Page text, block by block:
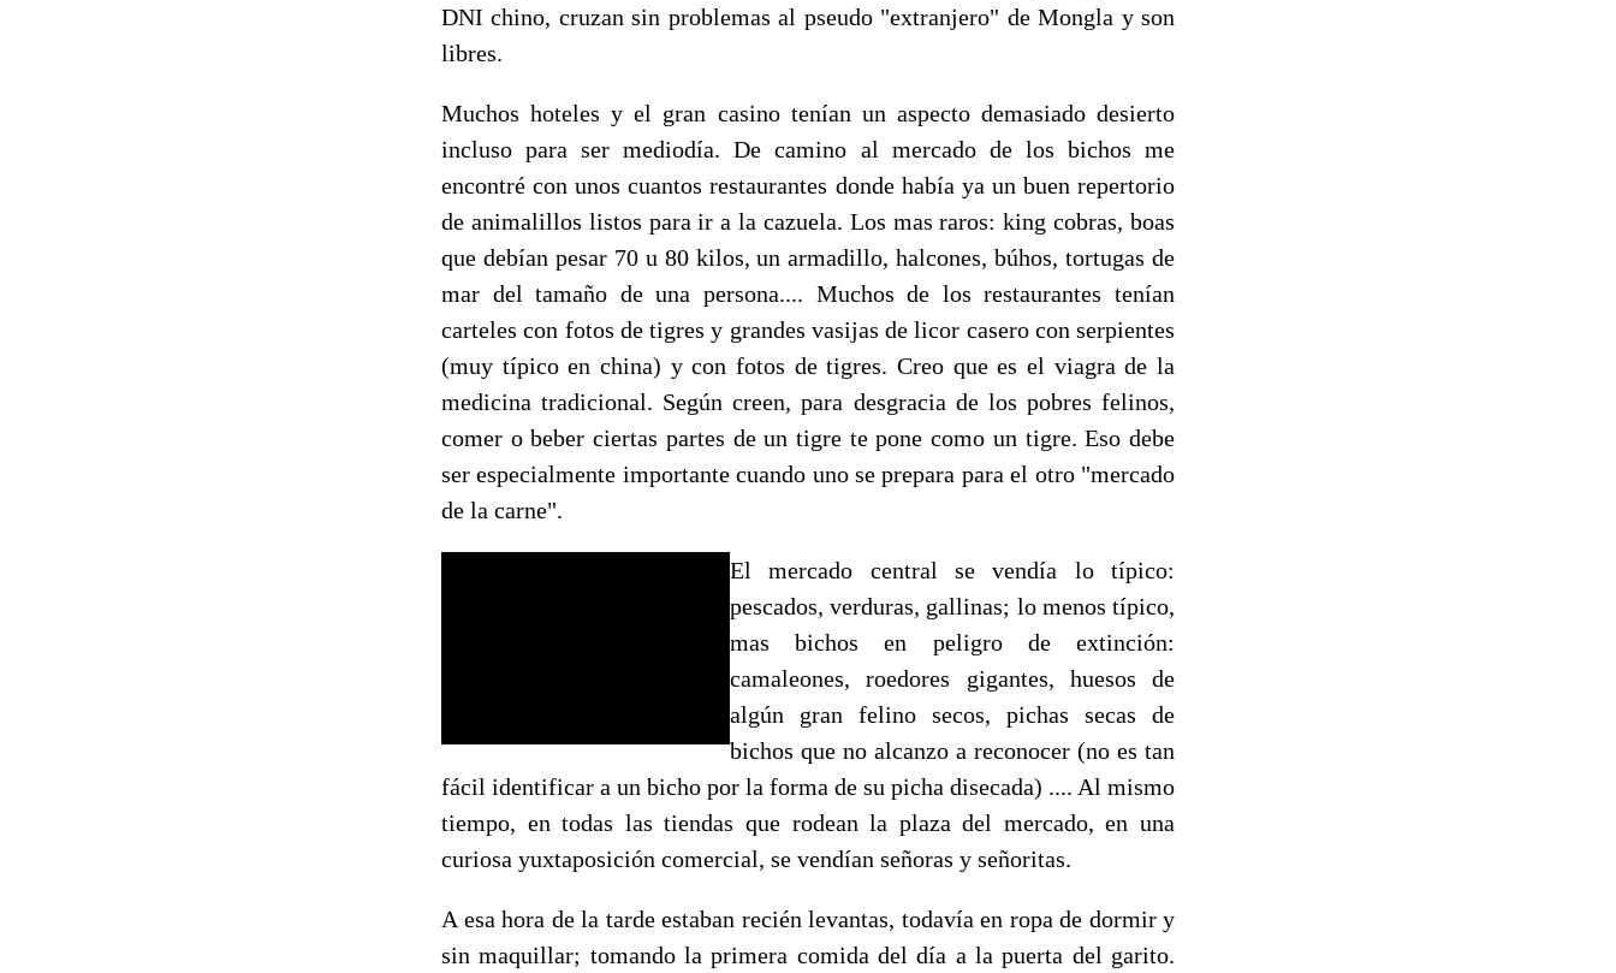
DNI chino, cruzan sin problemas al pseudo "extranjero" de Mongla y son
libres.
Muchos hoteles y el gran casino tenían un aspecto demasiado desierto
incluso para ser mediodía. De camino al mercado de los bichos me
encontré con unos cuantos restaurantes donde había ya un buen repertorio
de animalillos listos para ir a la cazuela. Los mas raros: king cobras, boas
que debían pesar 70 u 80 kilos, un armadillo, halcones, búhos, tortugas de
mar del tamaño de una persona.... Muchos de los restaurantes tenían
carteles con fotos de tigres y grandes vasijas de licor casero con serpientes
(muy típico en china) y con fotos de tigres. Creo que es el viagra de la
medicina tradicional. Según creen, para desgracia de los pobres felinos,
comer o beber ciertas partes de un tigre te pone como un tigre. Eso debe
ser especialmente importante cuando uno se prepara para el otro "mercado
de la carne".
El mercado central se vendía lo típico:
pescados, verduras, gallinas; lo menos típico,
mas bichos en peligro de extinción:
camaleones, roedores gigantes, huesos de
algún gran felino secos, pichas secas de
bichos que no alcanzo a reconocer (no es tan
fácil identificar a un bicho por la forma de su picha disecada) .... Al mismo
tiempo, en todas las tiendas que rodean la plaza del mercado, en una
curiosa yuxtaposición comercial, se vendían señoras y señoritas.
A esa hora de la tarde estaban recién levantas, todavía en ropa de dormir y
sin maquillar; tomando la primera comida del día a la puerta del garito.